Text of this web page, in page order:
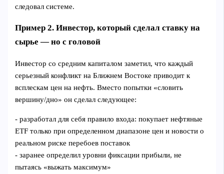
следовал системе.
Пример 2. Инвестор, который сделал ставку на
сырье — но с головой
Инвестор со средним капиталом заметил, что каждый
серьезный конфликт на Ближнем Востоке приводит к
всплескам цен на нефть. Вместо попытки «словить
вершину/дно» он сделал следующее:
- разработал для себя правило входа: покупает нефтяные
ETF только при определенном диапазоне цен и новости о
реальном риске перебоев поставок
- заранее определил уровни фиксации прибыли, не
пытаясь «выжать максимум»